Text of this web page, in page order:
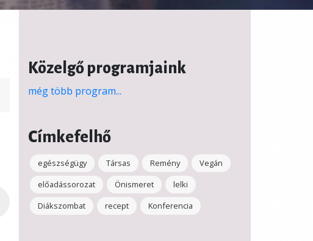
Közelgő programjaink
még több program...
Címkefelhő
egészségügy Társas Remény
Vegán
előadássorozat
Önismeret
lelki
Diákszombat
recept Konferencia